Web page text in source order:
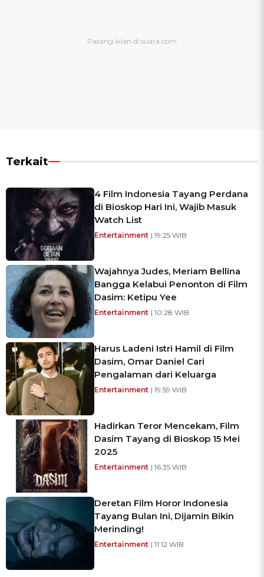
Terkait
4 Film Indonesia Tayang Perdana
di Bioskop Hari Ini, Wajib Masuk
Watch List
Entertainment | 19:25 WIB
Wajahnya Judes, Meriam Bellina
Bangga Kelabui Penonton di Film
Dasim: Ketipu Yee
Entertainment | 10:28 WIB
Harus Ladeni Istri Hamil di Film
Dasim, Omar Daniel Cari
Pengalaman dari Keluarga
Entertainment | 19:59 WIB
Hadirkan Teror Mencekam, Film
Dasim Tayang di Bioskop 15 Mei
2025
Entertainment | 16:35 WIB
Deretan Film Horor Indonesia
Tayang Bulan Ini, Dijamin Bikin
Merinding!
Entertainment | 11:12 WIB